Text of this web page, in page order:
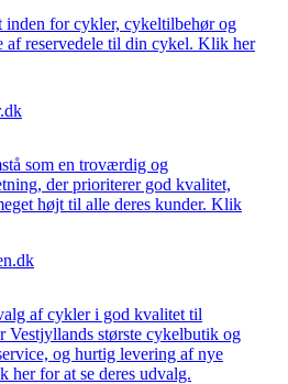
for cykler, cykeltilbehør og
af reservedele til din cykel. Klik her
som en troværdig og
der prioriterer god kvalitet,
højt til alle deres kunder. Klik
af cykler i god kvalitet til
Vestjyllands største cykelbutik og
og hurtig levering af nye
for at se deres udvalg.